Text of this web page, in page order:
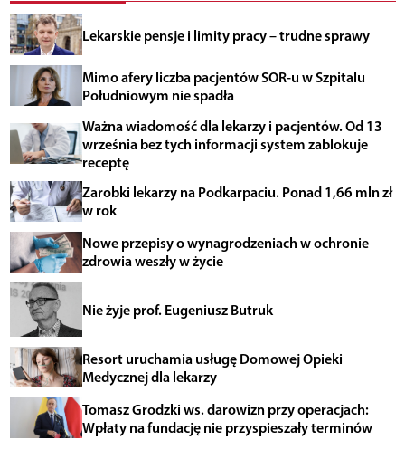
Lekarskie pensje i limity pracy – trudne sprawy
Mimo afery liczba pacjentów SOR-u w Szpitalu
Południowym nie spadła
Ważna wiadomość dla lekarzy i pacjentów. Od 13
września bez tych informacji system zablokuje
receptę
Zarobki lekarzy na Podkarpaciu. Ponad 1,66 mln zł
w rok
Nowe przepisy o wynagrodzeniach w ochronie
zdrowia weszły w życie
Nie żyje prof. Eugeniusz Butruk
Resort uruchamia usługę Domowej Opieki
Medycznej dla lekarzy
Tomasz Grodzki ws. darowizn przy operacjach:
Wpłaty na fundację nie przyspieszały terminów